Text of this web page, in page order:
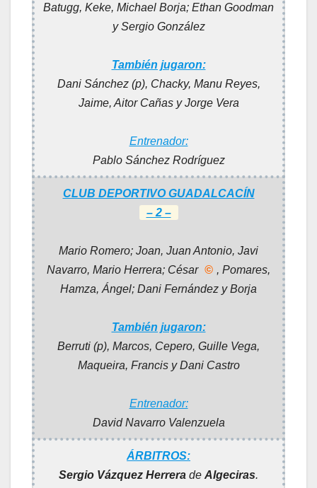
Batugg, Keke, Michael Borja; Ethan Goodman
y Sergio González
También jugaron:
Dani Sánchez (p), Chacky, Manu Reyes,
Jaime, Aitor Cañas y Jorge Vera
Entrenador:
Pablo Sánchez Rodríguez
CLUB DEPORTIVO GUADALCACÍN
– 2 –
Mario Romero; Joan, Juan Antonio, Javi
Navarro, Mario Herrera; César © , Pomares,
Hamza, Ángel; Dani Fernández y Borja
También jugaron:
Berruti (p), Marcos, Cepero, Guille Vega,
Maqueira, Francis y Dani Castro
Entrenador:
David Navarro Valenzuela
ÁRBITROS:
Sergio Vázquez Herrera de Algeciras.